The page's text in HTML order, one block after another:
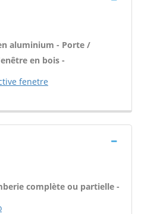
aluminium - Porte /
en bois -
fenetre
complète ou partielle -